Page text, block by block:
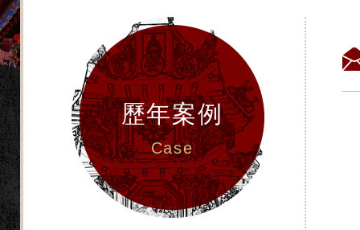
歷年案例
Case